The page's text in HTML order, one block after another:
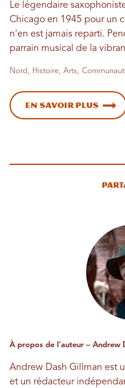
Le légendaire
Chicago en 1945 pour un
n'en est jamais reparti.
parrain musical de la
Nord, Histoire, Arts,
En savoir plus
À propos de l'auteur – Andrew
Andrew Dash Gillman est
et un rédacteur